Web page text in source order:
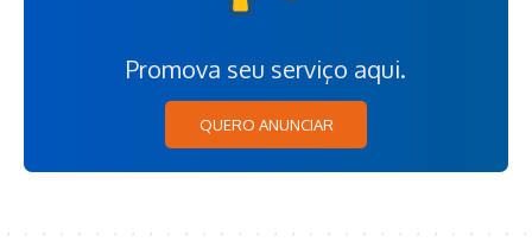
Promova seu serviço aqui.
QUERO ANUNCIAR